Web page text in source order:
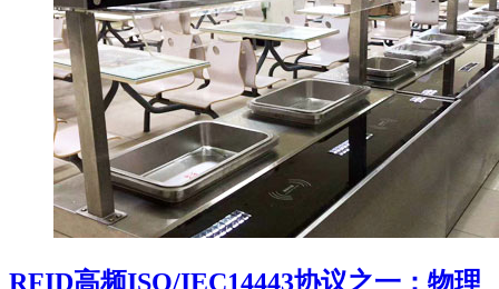
RFID高频ISO/IEC14443协议之一：物理